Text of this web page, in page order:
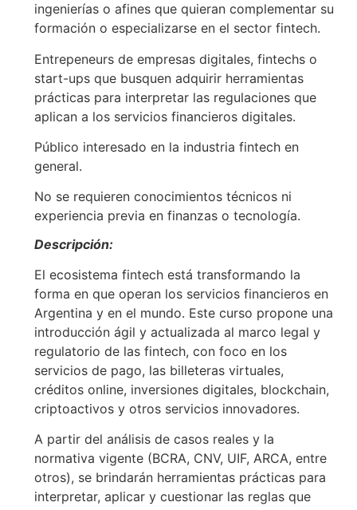
ingenierías o afines que quieran complementar su
formación o especializarse en el sector fintech.
Entrepeneurs de empresas digitales, fintechs o
start-ups que busquen adquirir herramientas
prácticas para interpretar las regulaciones que
aplican a los servicios financieros digitales.
Público interesado en la industria fintech en
general.
No se requieren conocimientos técnicos ni
experiencia previa en finanzas o tecnología.
Descripción:
El ecosistema fintech está transformando la
forma en que operan los servicios financieros en
Argentina y en el mundo. Este curso propone una
introducción ágil y actualizada al marco legal y
regulatorio de las fintech, con foco en los
servicios de pago, las billeteras virtuales,
créditos online, inversiones digitales, blockchain,
criptoactivos y otros servicios innovadores.
A partir del análisis de casos reales y la
normativa vigente (BCRA, CNV, UIF, ARCA, entre
otros), se brindarán herramientas prácticas para
interpretar, aplicar y cuestionar las reglas que